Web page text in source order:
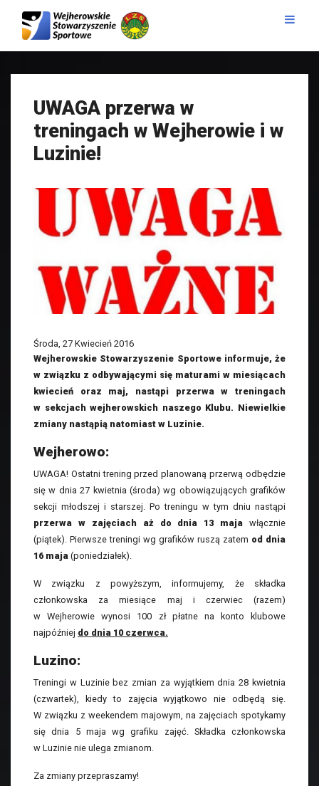
UWAGA przerwa w
treningach w Wejherowie i w
Luzinie!
Środa, 27 Kwiecień 2016
Wejherowskie Stowarzyszenie Sportowe informuje, że
w związku z odbywającymi się maturami w miesiącach
kwiecień oraz maj, nastąpi przerwa w treningach
w sekcjach wejherowskich naszego Klubu. Niewielkie
zmiany nastąpią natomiast w Luzinie.
Wejherowo:
UWAGA! Ostatni trening przed planowaną przerwą odbędzie
się w dnia 27 kwietnia (środa) wg obowiązujących grafików
sekcji młodszej i starszej. Po treningu w tym dniu nastąpi
przerwa w zajęciach aż do dnia 13 maja włącznie
(piątek). Pierwsze treningi wg grafików ruszą zatem od dnia
16 maja (poniedziałek).
W związku z powyższym, informujemy, że składka
członkowska za miesiące maj i czerwiec (razem)
w Wejherowie wynosi 100 zł płatne na konto klubowe
najpóźniej do dnia 10 czerwca.
Luzino:
Treningi w Luzinie bez zmian za wyjątkiem dnia 28 kwietnia
(czwartek), kiedy to zajęcia wyjątkowo nie odbędą się.
W związku z weekendem majowym, na zajęciach spotykamy
się dnia 5 maja wg grafiku zajęć. Składka członkowska
w Luzinie nie ulega zmianom.
Za zmiany przepraszamy!